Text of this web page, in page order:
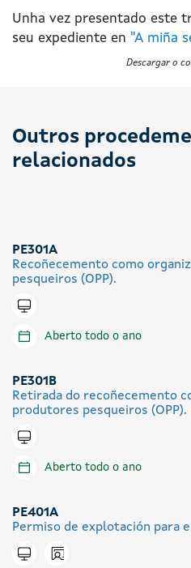
Unha vez presentado este
seu expediente en "A miña
Descargar o
Outros
relacionados
PE301A
Recoñecemento como
pesqueiros (OPP).
Tramitar en liña
Aberto todo o ano
PE301B
Retirada do recoñecemento
produtores pesqueiros (OPP).
Tramitar en liña
Aberto todo o ano
PE401A
Permiso de explotación para
Tramitar en liña
Icono presencial